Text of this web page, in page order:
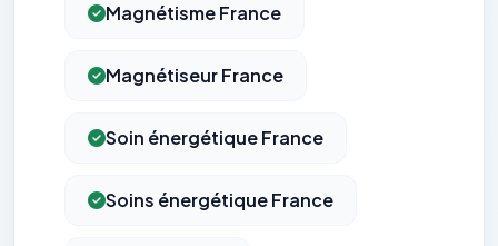
Magnétisme France
Magnétiseur France
Soin énergétique France
Soins énergétique France